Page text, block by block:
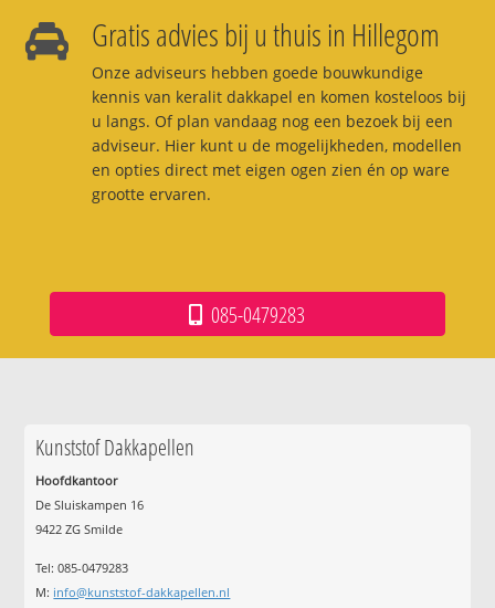
Gratis advies bij u thuis in Hillegom
Onze adviseurs hebben goede bouwkundige
kennis van keralit dakkapel en komen kosteloos bij
u langs. Of plan vandaag nog een bezoek bij een
adviseur. Hier kunt u de mogelijkheden, modellen
en opties direct met eigen ogen zien én op ware
grootte ervaren.
085-0479283
Kunststof Dakkapellen
Hoofdkantoor
De Sluiskampen 16
9422 ZG Smilde
Tel: 085-0479283
M: info@kunststof-dakkapellen.nl